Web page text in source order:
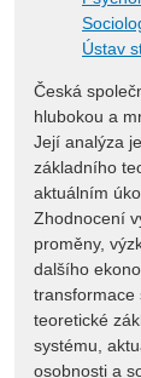
Ústav
Česká
hlubokou a
Její analýza
základního
aktuálním
Zhodnocení
proměny,
dalšího
transformace
teoretické
systému,
osobnosti a